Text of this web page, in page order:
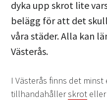
dyka upp skrot lite
belägg för att det
våra städer. Alla kan
Västerås.
I Västerås finns det
tillhandahållerskrot